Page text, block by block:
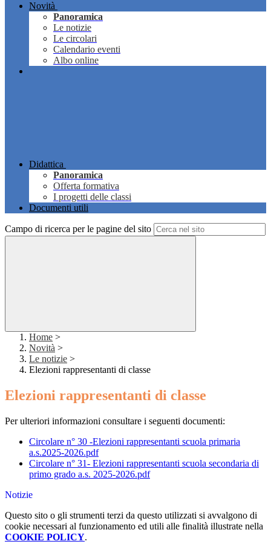
Novità
Panoramica
Le notizie
Le circolari
Calendario eventi
Albo online
Didattica
Panoramica
Offerta formativa
I progetti delle classi
Documenti utili
Campo di ricerca per le pagine del sito
Home >
Novità >
Le notizie >
Elezioni rappresentanti di classe
Elezioni rappresentanti di classe
Per ulteriori informazioni consultare i seguenti documenti:
Circolare n° 30 -Elezioni rappresentanti scuola primaria
a.s.2025-2026.pdf
Circolare n° 31- Elezioni rappresentanti scuola secondaria di
primo grado a.s. 2025-2026.pdf
Notizie
Questo sito o gli strumenti terzi da questo utilizzati si avvalgono di
cookie necessari al funzionamento ed utili alle finalità illustrate nella
COOKIE POLICY.